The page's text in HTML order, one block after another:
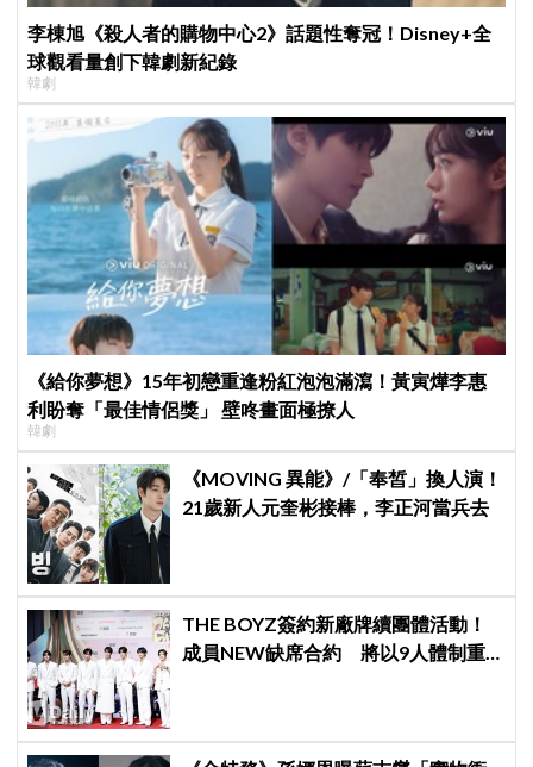
李棟旭《殺人者的購物中心2》話題性奪冠！Disney+全
球觀看量創下韓劇新紀錄
韓劇
《給你夢想》15年初戀重逢粉紅泡泡滿瀉！黃寅燁李惠
利盼奪「最佳情侶獎」 壁咚畫面極撩人
韓劇
《MOVING 異能》/「奉皙」換人演！
21歲新人元奎彬接棒，李正河當兵去
THE BOYZ簽約新廠牌續團體活動！
成員NEW缺席合約 將以9人體制重